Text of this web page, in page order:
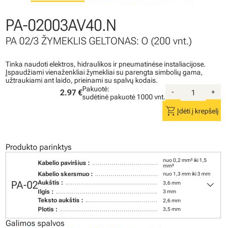
PA-02003AV40.N
PA 02/3 ŽYMEKLIS GELTONAS: O (200 vnt.)
Tinka naudoti elektros, hidraulikos ir pneumatinėse instaliacijose.
Įspaudžiami vienaženkliai žymekliai su parengta simbolių gama,
užtraukiami ant laido, prieinami su spalvų kodais.
2.97 €Pakuotė:
sudėtinė pakuotė 1000 vnt.
- +
shopping_cart Įdėti į krepšelį
Produkto parinktys
PA-02
Kabelio paviršius :
nuo 0,2 mm² iki 1,5
mm²
Kabelio skersmuo : nuo 1,3 mm iki 3 mm
Aukštis : 3,6 mm
Ilgis : 3 mm
Teksto aukštis : 2,6 mm
Plotis : 3,5 mm
keyboard_arrow_down
Galimos spalvos